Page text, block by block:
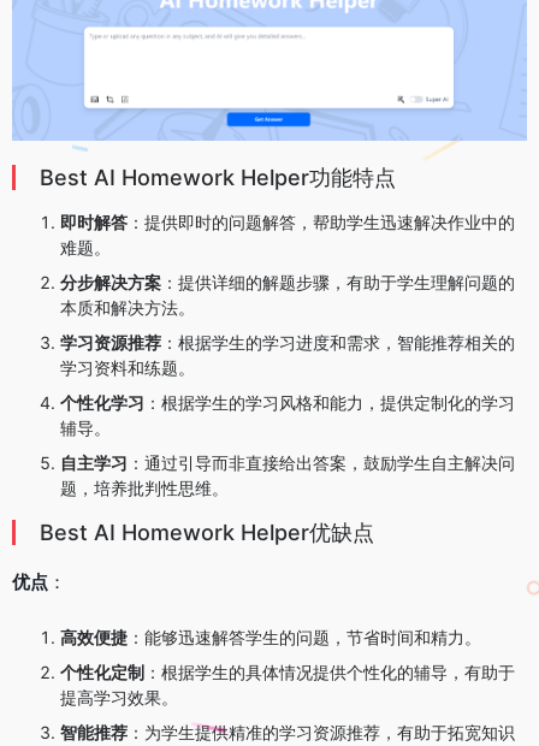
Best AI Homework Helper功能特点
即时解答 ：提供即时的问题解答，帮助学生迅速解决作业中的
难题。
分步解决方案 ：提供详细的解题步骤，有助于学生理解问题的
本质和解决方法。
学习资源推荐 ：根据学生的学习进度和需求，智能推荐相关的
学习资料和练题。
个性化学习 ：根据学生的学习风格和能力，提供定制化的学习
辅导。
自主学习 ：通过引导而非直接给出答案，鼓励学生自主解决问
题，培养批判性思维。
Best AI Homework Helper优缺点
优点 ：
高效便捷 ：能够迅速解答学生的问题，节省时间和精力。
个性化定制 ：根据学生的具体情况提供个性化的辅导，有助于
提高学习效果。
智能推荐 ：为学生提供精准的学习资源推荐，有助于拓宽知识